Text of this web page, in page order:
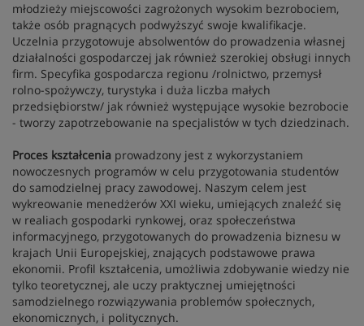
młodzieży miejscowości zagrożonych wysokim bezrobociem,
także osób pragnących podwyższyć swoje kwalifikacje.
Uczelnia przygotowuje absolwentów do prowadzenia własnej
działalności gospodarczej jak również szerokiej obsługi innych
firm. Specyfika gospodarcza regionu /rolnictwo, przemysł
rolno-spożywczy, turystyka i duża liczba małych
przedsiębiorstw/ jak również występujące wysokie bezrobocie
- tworzy zapotrzebowanie na specjalistów w tych dziedzinach.
Proces kształcenia prowadzony jest z wykorzystaniem
nowoczesnych programów w celu przygotowania studentów
do samodzielnej pracy zawodowej. Naszym celem jest
wykreowanie menedżerów XXI wieku, umiejących znaleźć się
w realiach gospodarki rynkowej, oraz społeczeństwa
informacyjnego, przygotowanych do prowadzenia biznesu w
krajach Unii Europejskiej, znających podstawowe prawa
ekonomii. Profil kształcenia, umożliwia zdobywanie wiedzy nie
tylko teoretycznej, ale uczy praktycznej umiejętności
samodzielnego rozwiązywania problemów społecznych,
ekonomicznych, i politycznych.